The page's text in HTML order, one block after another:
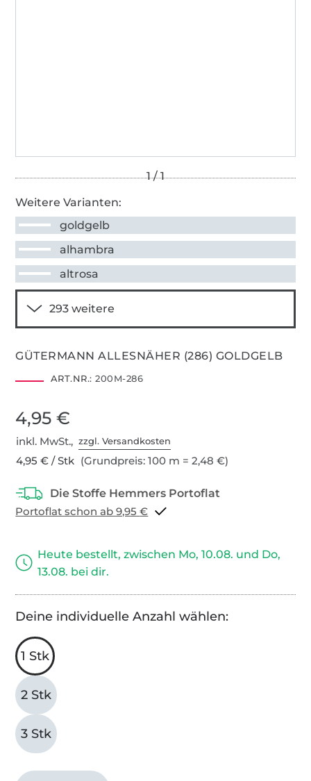
Weitere Varianten:
goldgelb
alhambra
altrosa
GÜTERMANN ALLESNÄHER (286) GOLDGELB
ART.NR.: 200M-286
4,95 €
inkl. MwSt.,zzgl. Versandkosten
4,95 € / Stk (Grundpreis: 100 m = 2,48 €)
Portoflat schon ab 9,95 €
Heute bestellt, zwischen Mo, 10.08. und Do,
13.08. bei dir.
Deine individuelle Anzahl wählen:
1 Stk
2 Stk
3 Stk